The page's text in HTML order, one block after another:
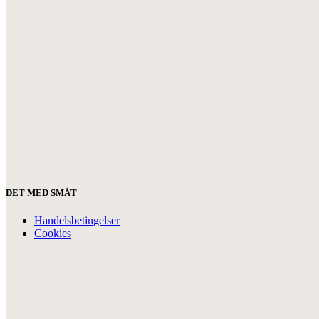
DET MED SMÅT
Handelsbetingelser
Cookies